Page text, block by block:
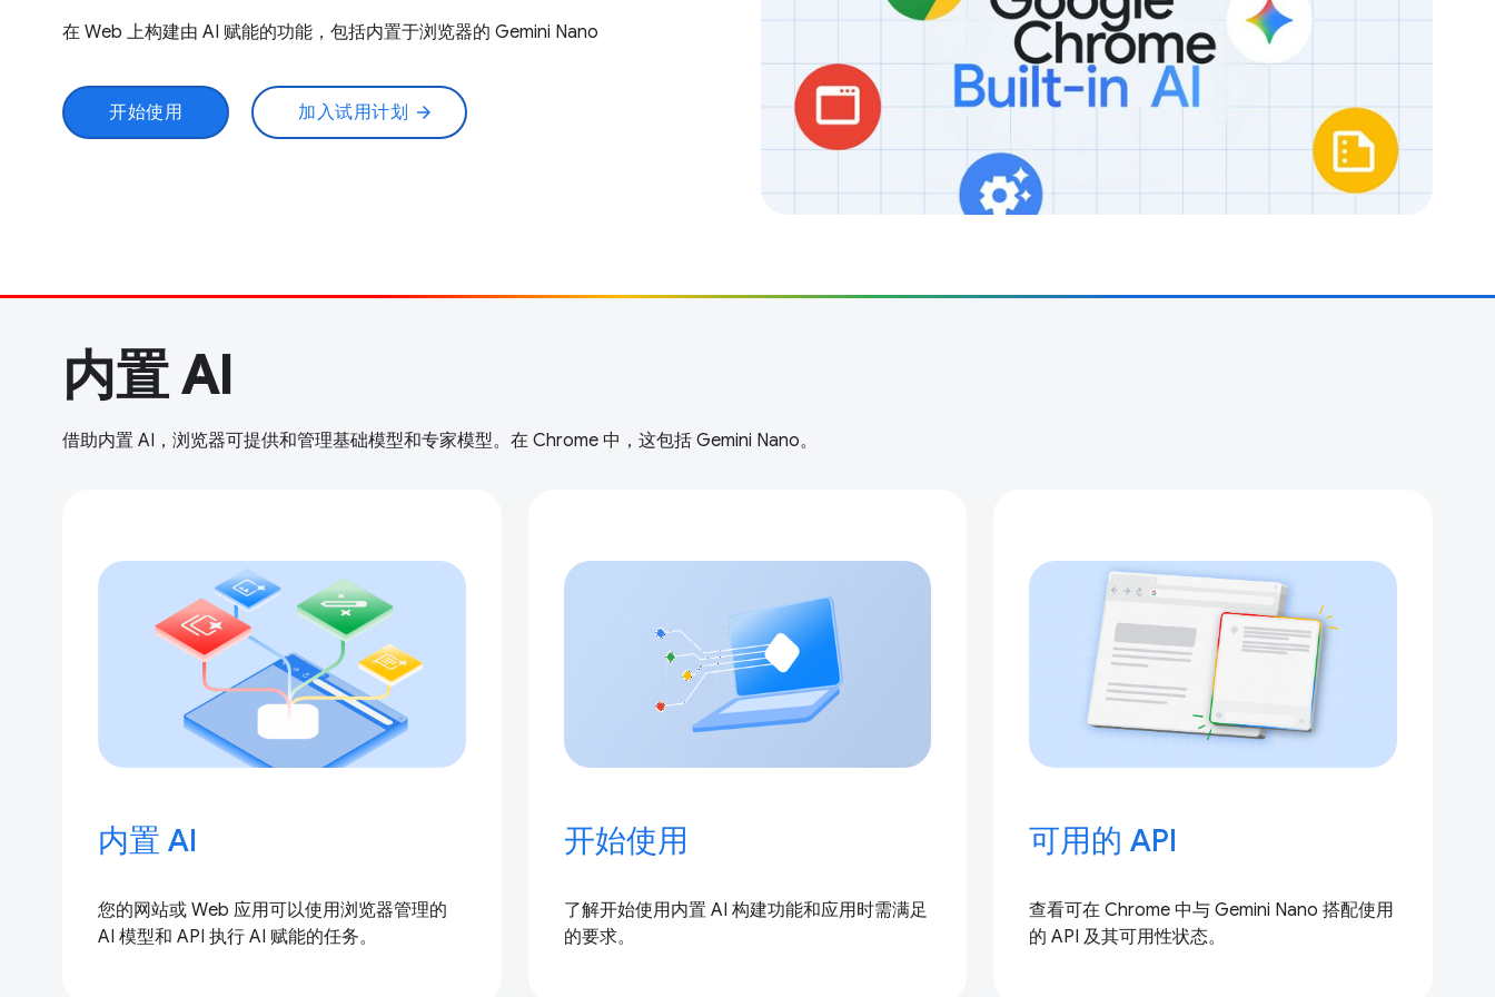
在 Web 上构建由 AI 赋能的功能，包括内置于浏览器的 Gemini Nano
开始使用 加入试用计划 arrow_forward
内置 AI
借助内置 AI，浏览器可提供和管理基础模型和专家模型。在 Chrome 中，这包括 Gemini Nano。
内置 AI
您的网站或 Web 应用可以使用浏览器管理的
AI 模型和 API 执行 AI 赋能的任务。
开始使用
了解开始使用内置 AI 构建功能和应用时需满足
的要求。
可用的 API
查看可在 Chrome 中与 Gemini Nano 搭配使用
的 API 及其可用性状态。